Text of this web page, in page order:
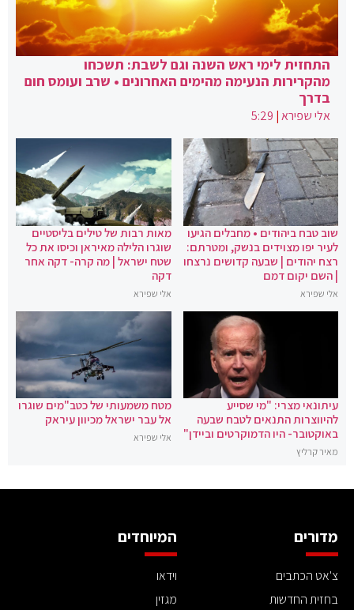
התחזית לימי ראש השנה וגם לשבת: תשכחו
מהקרירות הנעימה מהימים האחרונים • שרב ועומס חום
בדרך
אלי שפירא|
5:29
שוב טבח ביהודים • מחבלים הגיעו
לעיר יפו מצוידים בנשק, ומטרתם:
רצח יהודים | שבעה קדושים נרצחו
| השם יקום דמם
אלי שפירא
מאות רבות של טילים בליסטיים
שוגרו הלילה מאיראן וכיסו את כל
שטח ישראל | מה קרה- דקה אחר
דקה
אלי שפירא
עיתונאי מצרי: "מי שסייע
להיווצרות התנאים לטבח שבעה
באוקטובר- היו הדמוקרטים וביידן"
מאיר קרליץ
מטח משמעותי של כטב"מים שוגרו
אל עבר ישראל מכיוון עיראק
אלי שפירא
מדורים
צ'אט הכתבים
בחזית החדשות
המיוחדים
וידאו
מגזין